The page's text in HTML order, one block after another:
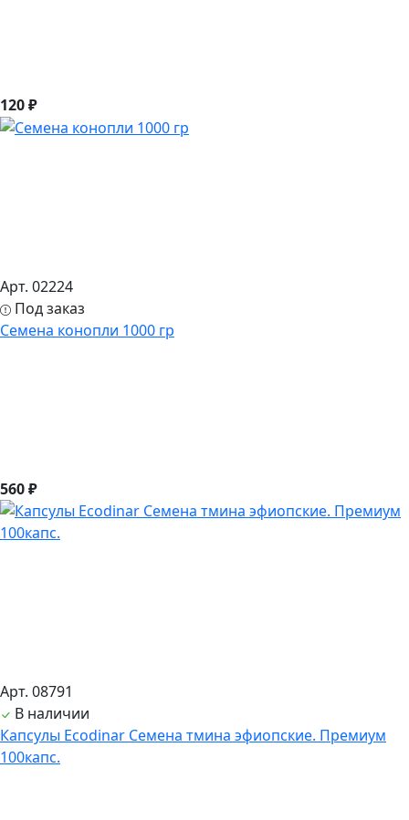
120 ₽
Арт. 02224
Под заказ
Семена конопли 1000 гр
560 ₽
Арт. 08791
В наличии
Капсулы Ecodinar Семена тмина эфиопские. Премиум
100капс.